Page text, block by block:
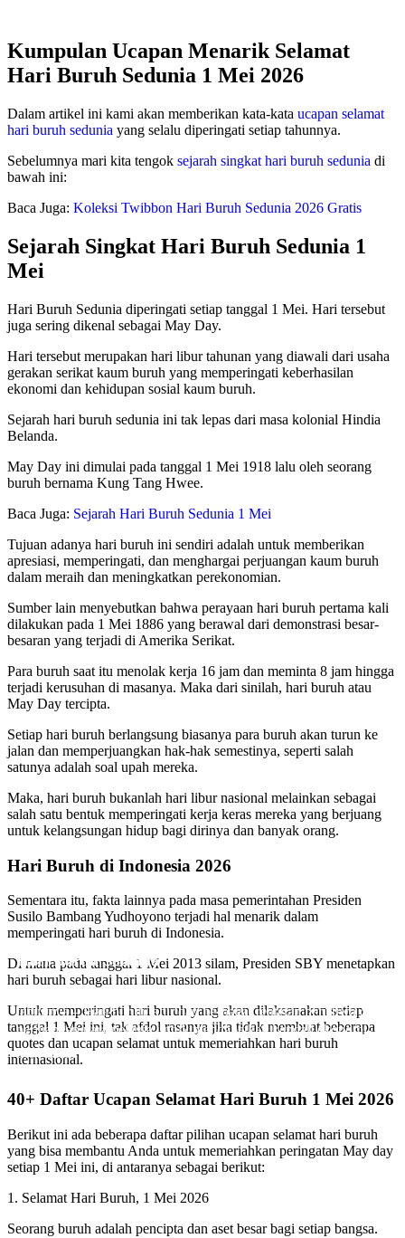
Kumpulan Ucapan Menarik Selamat
Hari Buruh Sedunia 1 Mei 2026
Dalam artikel ini kami akan memberikan kata-kata ucapan selamat
hari buruh sedunia yang selalu diperingati setiap tahunnya.
Sebelumnya mari kita tengok sejarah singkat hari buruh sedunia di
bawah ini:
Baca Juga: Koleksi Twibbon Hari Buruh Sedunia 2026 Gratis
Sejarah Singkat Hari Buruh Sedunia 1
Mei
Hari Buruh Sedunia diperingati setiap tanggal 1 Mei. Hari tersebut
juga sering dikenal sebagai May Day.
Hari tersebut merupakan hari libur tahunan yang diawali dari usaha
gerakan serikat kaum buruh yang memperingati keberhasilan
ekonomi dan kehidupan sosial kaum buruh.
Sejarah hari buruh sedunia ini tak lepas dari masa kolonial Hindia
Belanda.
May Day ini dimulai pada tanggal 1 Mei 1918 lalu oleh seorang
buruh bernama Kung Tang Hwee.
Baca Juga: Sejarah Hari Buruh Sedunia 1 Mei
Tujuan adanya hari buruh ini sendiri adalah untuk memberikan
apresiasi, memperingati, dan menghargai perjuangan kaum buruh
dalam meraih dan meningkatkan perekonomian.
Sumber lain menyebutkan bahwa perayaan hari buruh pertama kali
dilakukan pada 1 Mei 1886 yang berawal dari demonstrasi besar-
besaran yang terjadi di Amerika Serikat.
Para buruh saat itu menolak kerja 16 jam dan meminta 8 jam hingga
terjadi kerusuhan di masanya. Maka dari sinilah, hari buruh atau
May Day tercipta.
Setiap hari buruh berlangsung biasanya para buruh akan turun ke
jalan dan memperjuangkan hak-hak semestinya, seperti salah
satunya adalah soal upah mereka.
Maka, hari buruh bukanlah hari libur nasional melainkan sebagai
salah satu bentuk memperingati kerja keras mereka yang berjuang
untuk kelangsungan hidup bagi dirinya dan banyak orang.
Hari Buruh di Indonesia 2026
Sementara itu, fakta lainnya pada masa pemerintahan Presiden
Susilo Bambang Yudhoyono terjadi hal menarik dalam
memperingati hari buruh di Indonesia.
Di mana pada tanggal 1 Mei 2013 silam, Presiden SBY menetapkan
hari buruh sebagai hari libur nasional.
Untuk memperingati hari buruh yang akan dilaksanakan setiap
tanggal 1 Mei ini, tak afdol rasanya jika tidak membuat beberapa
quotes dan ucapan selamat untuk memeriahkan hari buruh
internasional.
Hari Buruh Sedunia
tahunnya – Hari buruh lahir dari berbagai rentetan peristiwa dan
perjuangan para pekerja untuk mendapatkan kendali ekonomi-
politis dan
Oleh Endik Eko
40+ Daftar Ucapan Selamat Hari Buruh 1 Mei 2026
Berikut ini ada beberapa daftar pilihan ucapan selamat hari buruh
yang bisa membantu Anda untuk memeriahkan peringatan May day
setiap 1 Mei ini, di antaranya sebagai berikut:
1. Selamat Hari Buruh, 1 Mei 2026
Seorang buruh adalah pencipta dan aset besar bagi setiap bangsa.